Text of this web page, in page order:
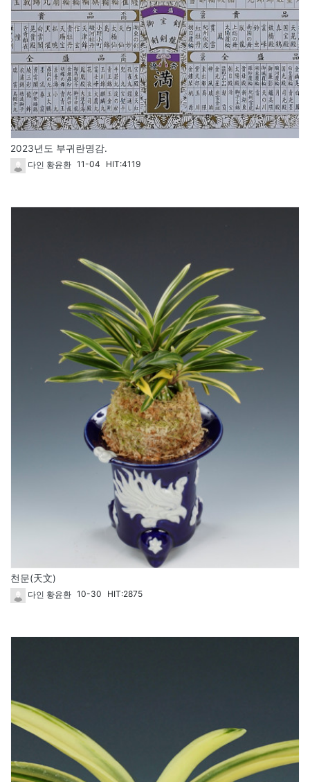
2023년도 부귀란명감.
다인 황윤환 11-04 HIT:4119
천문(天文)
다인 황윤환 10-30 HIT:2875